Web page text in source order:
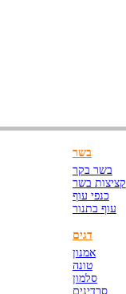
בשר
בשר בקר
קציצות בשר
כנפי עוף
עוף בתנור
דגים
אמנון
טונה
סלמון
סרדינים